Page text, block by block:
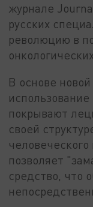
журнале
русских
революцию в
В основе
покрывают
своей
позволяет
средство, что